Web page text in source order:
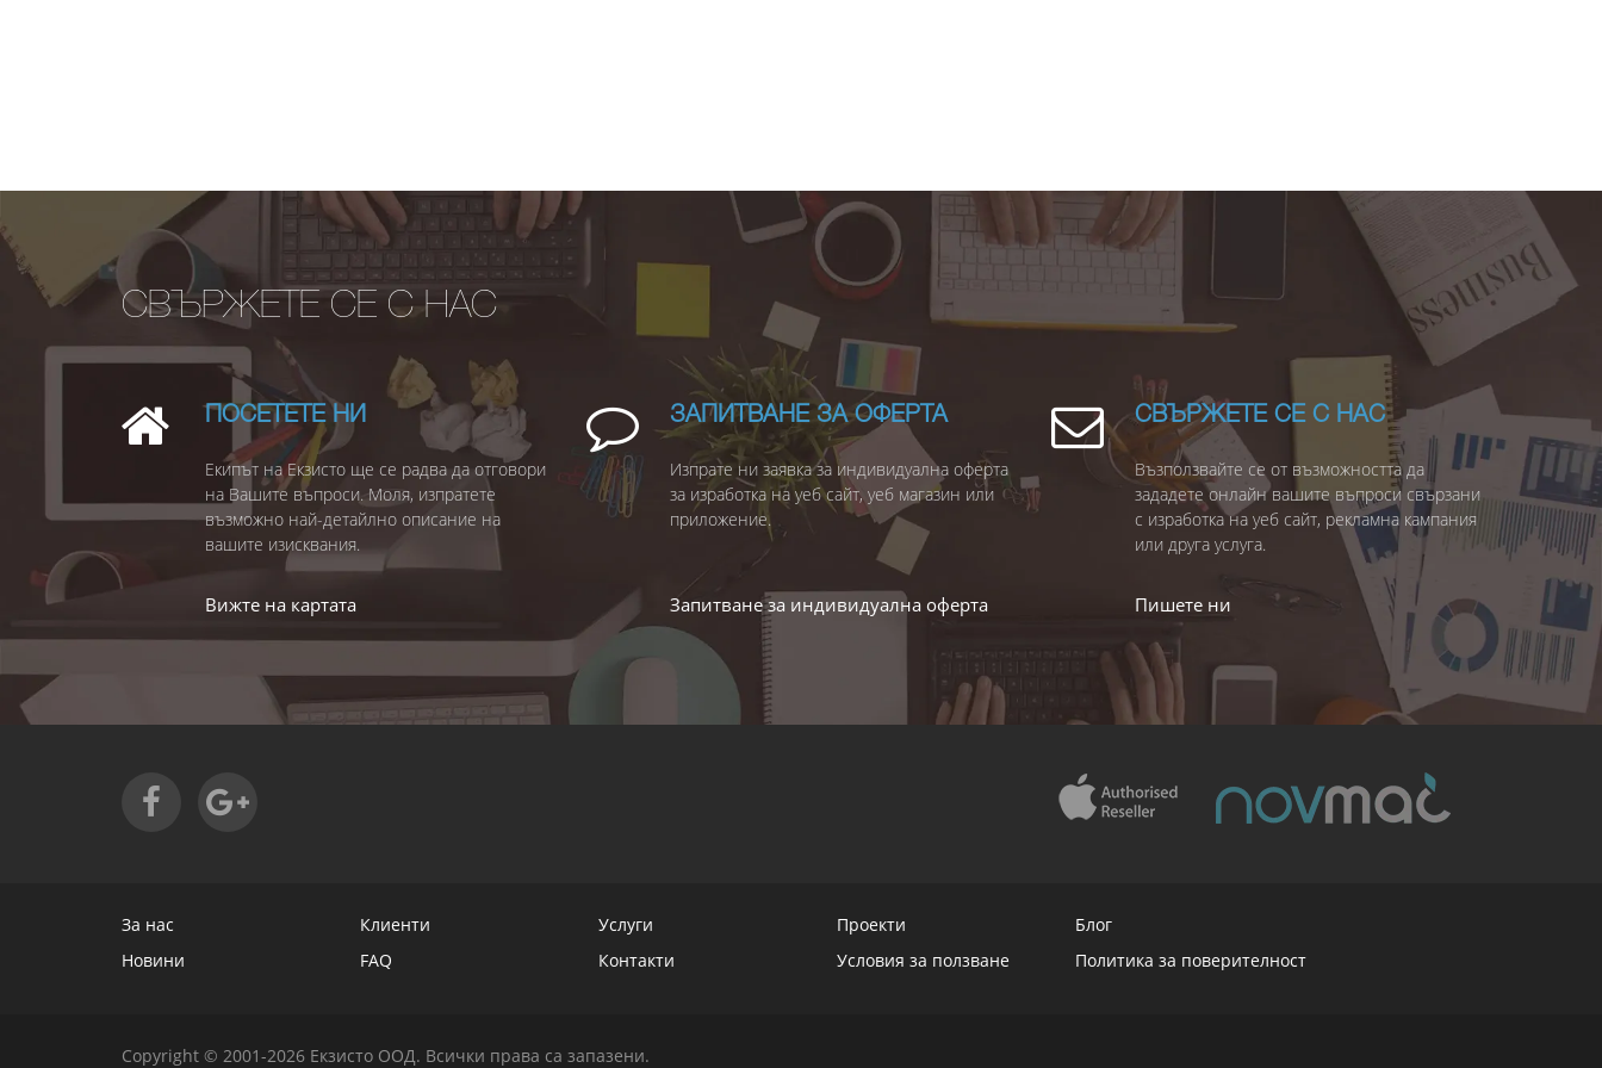
СВЪРЖЕТЕ СЕ С НАС
ПОСЕТЕТЕ НИ
Екипът на Екзисто ще се радва да отговори
на Вашите въпроси. Моля, изпратете
възможно най-детайлно описание на
вашите изисквания.
Вижте на картата
ЗАПИТВАНЕ ЗА ОФЕРТА
Изпрате ни заявка за индивидуална оферта
за изработка на уеб сайт, уеб магазин или
приложение.
Запитване за индивидуална оферта
СВЪРЖЕТЕ СЕ С НАС
Възползвайте се от възможността да
зададете онлайн вашите въпроси свързани
с изработка на уеб сайт, рекламна кампания
или друга услуга.
Пишете ни
За нас Клиенти Услуги Проекти
Блог
Новини
FAQ Контакти Условия за ползване Политика за поверителност
Copyright © 2001-2026 Екзисто ООД. Всички права са запазени.